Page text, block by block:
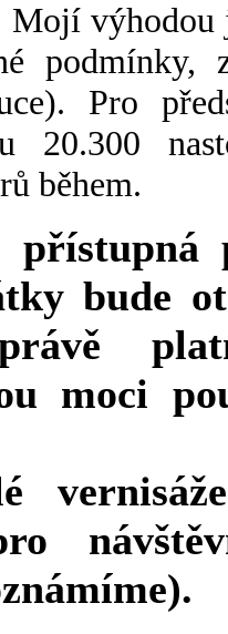
výhodou
Pro
20.300
během.
přístupná
bude
moci